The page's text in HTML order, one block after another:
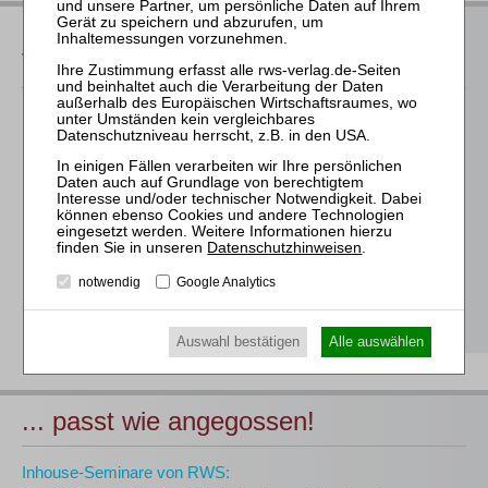
Das bieten Ihnen unsere
Veranstaltungen
Für alle Endgeräte kompatible und browserbasierte
Online-Fortbildungen
Individuelle Assistenz bis zur Einwahl und Verbindung mit
unserem Online-Seminar
Hochwertige Unterlagen für die Teilnahme, ideal auch zum
späteren Nachschlagen
Erwerb des anerkannten
... passt wie angegossen!
Inhouse-Seminare von RWS:
Datenschutzhinweisen.
notwendig Google Analytics
Auswahl bestätigen Alle auswählen